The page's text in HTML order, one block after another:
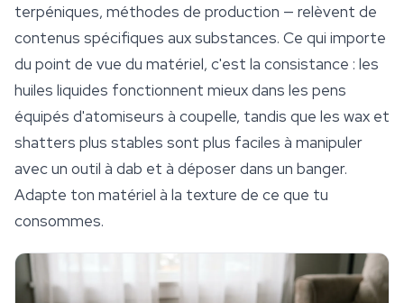
terpéniques, méthodes de production — relèvent de
contenus spécifiques aux substances. Ce qui importe
du point de vue du matériel, c'est la consistance : les
huiles liquides fonctionnent mieux dans les pens
équipés d'atomiseurs à coupelle, tandis que les wax et
shatters plus stables sont plus faciles à manipuler
avec un outil à dab et à déposer dans un banger.
Adapte ton matériel à la texture de ce que tu
consommes.